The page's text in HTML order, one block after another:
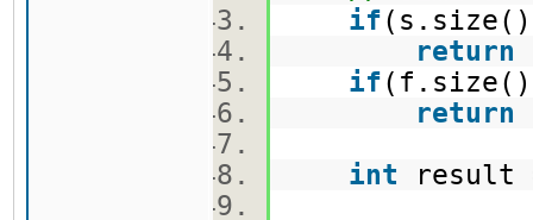
if
return
if
return
int result